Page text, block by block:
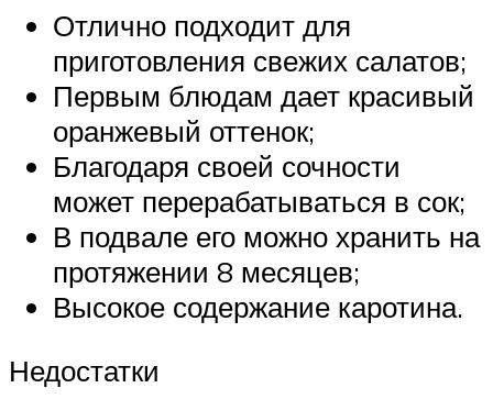
Отлично подходит для
приготовления свежих салатов;
Первым блюдам дает красивый
оранжевый оттенок;
Благодаря своей сочности
может перерабатываться в сок;
В подвале его можно хранить на
протяжении 8 месяцев;
Высокое содержание каротина.
Недостатки